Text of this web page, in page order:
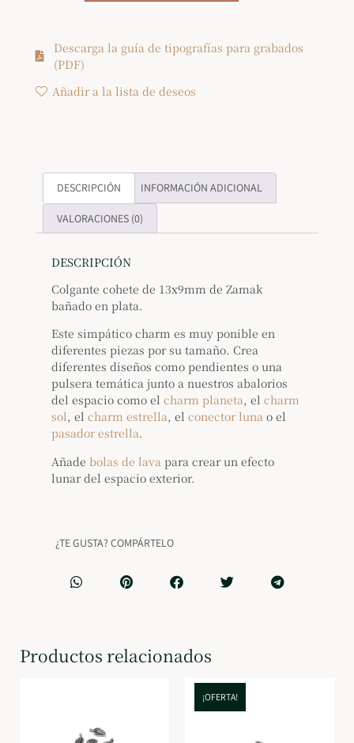
Descarga la guía de tipografías para grabados
(PDF)
Añadir a la lista de deseos
DESCRIPCIÓN INFORMACIÓN ADICIONAL
VALORACIONES (0)
DESCRIPCIÓN
Colgante cohete de 13x9mm de Zamak
bañado en plata.
Este simpático charm es muy ponible en
diferentes piezas por su tamaño. Crea
diferentes diseños como pendientes o una
pulsera temática junto a nuestros abalorios
del espacio como el charm planeta, el charm
sol, el charm estrella, el conector luna o el
pasador estrella.
Añade bolas de lava para crear un efecto
lunar del espacio exterior.
¿TE GUSTA? COMPÁRTELO
Productos relacionados
¡OFERTA!